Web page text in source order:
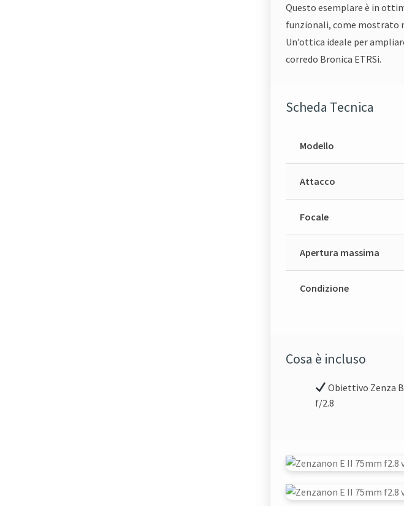
Questo esemplare è in
funzionali, come mostrato
Un’ottica ideale per
corredo Bronica ETRSi.
Scheda Tecnica
Modello
Attacco
Focale
Apertura massima
Condizione
Cosa è incluso
Obiettivo Zenza
f/2.8